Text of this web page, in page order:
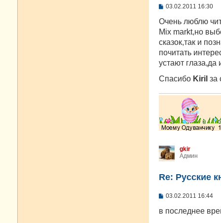
С
о
щ
е
и
е
03.02.2011 16:30
Очень люблю
Mix markt,но
сказок,так и
почитать
устают глаза,да
Спасибо Kiril за
gkir
Админ
Re: Русские
С
о
03.02.2011 16:44
в последнее